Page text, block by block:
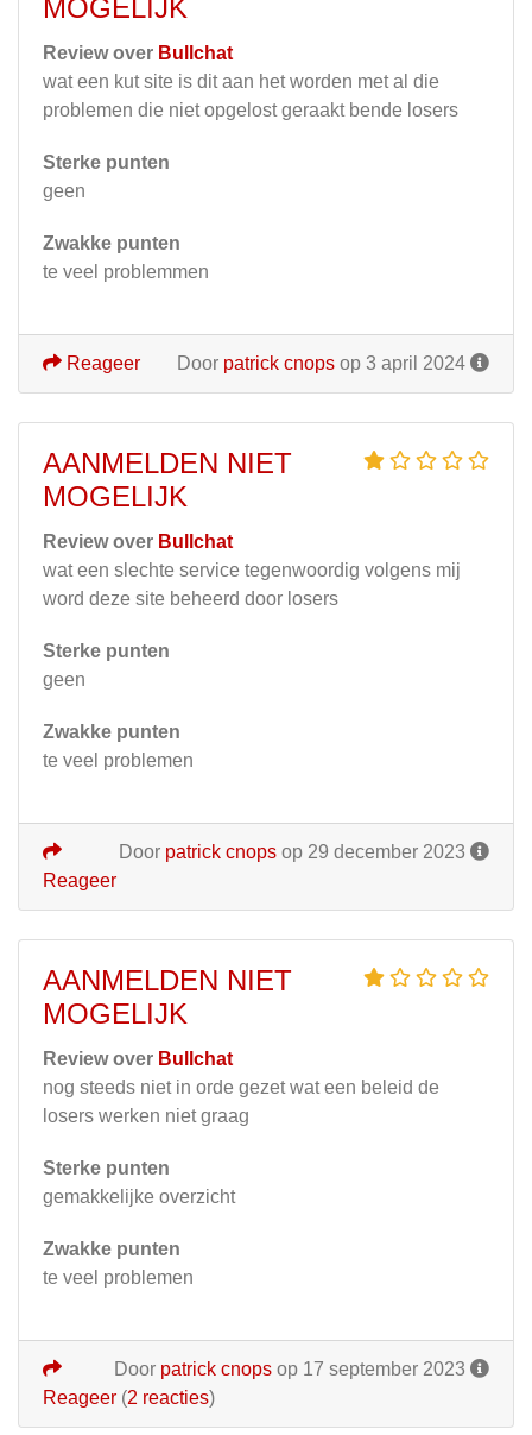
MOGELIJK
Review over Bullchat
wat een kut site is dit aan het worden met al die
problemen die niet opgelost geraakt bende losers
Sterke punten
geen
Zwakke punten
te veel problemmen
Door patrick cnops op 3 april 2024
Reageer
AANMELDEN NIET
MOGELIJK
Review over Bullchat
wat een slechte service tegenwoordig volgens mij
word deze site beheerd door losers
Sterke punten
geen
Zwakke punten
te veel problemen
Door patrick cnops op 29 december 2023
Reageer
AANMELDEN NIET
MOGELIJK
Review over Bullchat
nog steeds niet in orde gezet wat een beleid de
losers werken niet graag
Sterke punten
gemakkelijke overzicht
Zwakke punten
te veel problemen
Door patrick cnops op 17 september 2023
Reageer (2 reacties)